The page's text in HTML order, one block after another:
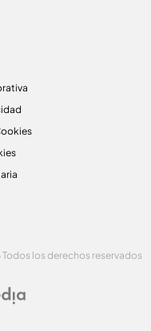
los derechos reservados